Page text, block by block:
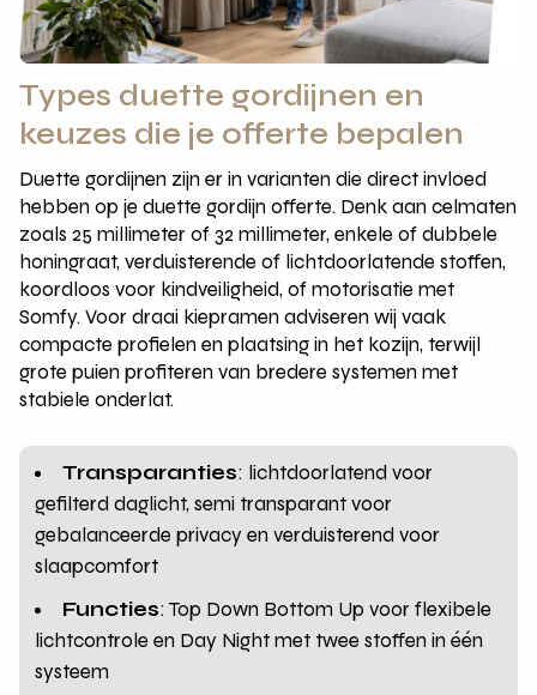
Types duette gordijnen en
keuzes die je offerte bepalen
Duette gordijnen zijn er in varianten die direct invloed
hebben op je duette gordijn offerte. Denk aan celmaten
zoals 25 millimeter of 32 millimeter, enkele of dubbele
honingraat, verduisterende of lichtdoorlatende stoffen,
koordloos voor kindveiligheid, of motorisatie met
Somfy. Voor draai kiepramen adviseren wij vaak
compacte profielen en plaatsing in het kozijn, terwijl
grote puien profiteren van bredere systemen met
stabiele onderlat.
Transparanties: lichtdoorlatend voor
gefilterd daglicht, semi transparant voor
gebalanceerde privacy en verduisterend voor
slaapcomfort
Functies: Top Down Bottom Up voor flexibele
lichtcontrole en Day Night met twee stoffen in één
systeem